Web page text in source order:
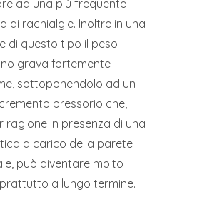
ad una più frequente
di rachialgie. Inoltre in una
di questo tipo il peso
grava fortemente
sottoponendolo ad un
pressorio che,
ragione in presenza di una
a carico della parete
può diventare molto
a lungo termine.